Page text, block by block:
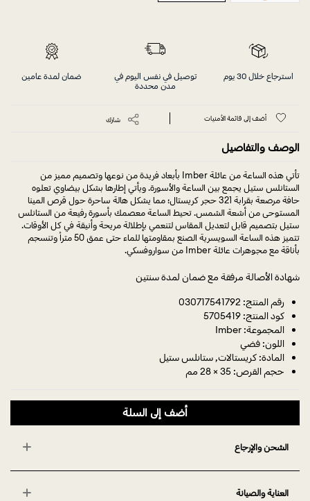
استرجاع خلال 30 يوم
توصيل في نفس اليوم في
مدن محددة
ضمان لمدة عامين
أضف إلى قائمة الأمنيات شارك
الوصف والتفاصيل
تأتي هذه الساعة من عائلة Imber بأبعاد فريدة من نوعها وتصميم مميز من
الستانلس ستيل يجمع بين الساعة والأسورة. ويأتي إطارها بشكل بيضاوي تعلوه
حافة مرصعة بقرابة 321 حجر كريستال؛ مما يشكل هالة ساحرة حول قرص المينا
المستوحى من أشعة الشمس. تحيط الساعة معصمك بأسورة رفيعة من الستانلس
ستيل بتصميم قابل لتعديل المقاس لتنعمي بإطلالة مريحة وأنيقة في كل الأوقات.
تتميز هذه الساعة السويسرية الصنع بمقاومتها للماء حتى عمق 50 متراً وتنسجم
بأناقة مع مجوهرات عائلة Imber من سواروفسكي.
شهادة الأصالة مرفقة مع ضمان لمدة سنتين
رقم المنتج: 030717541792
كود المنتج: 5705419
المجموعة: Imber
اللون: فضي
المادة: كريستالات, ستانلس ستيل
حجم القرص: 35 × 28 مم
أضف إلى السلة
الشحن والإرجاع
العناية والصيانة